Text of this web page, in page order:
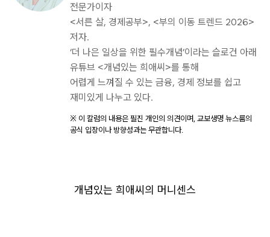
전문가이자
<서른 살, 경제공부>, <부의 이동 트렌드 2026>
저자.
‘더 나은 일상을 위한 필수개념’이라는 슬로건 아래
유튜브 <개념있는 희애씨>를 통해
어렵게 느껴질 수 있는 금융, 경제 정보를 쉽고
재미있게 나누고 있다.
※ 이 칼럼의 내용은 필진 개인의 의견이며, 교보생명 뉴스룸의
공식 입장이나 방향성과는 무관합니다.
개념있는 희애씨의 머니센스